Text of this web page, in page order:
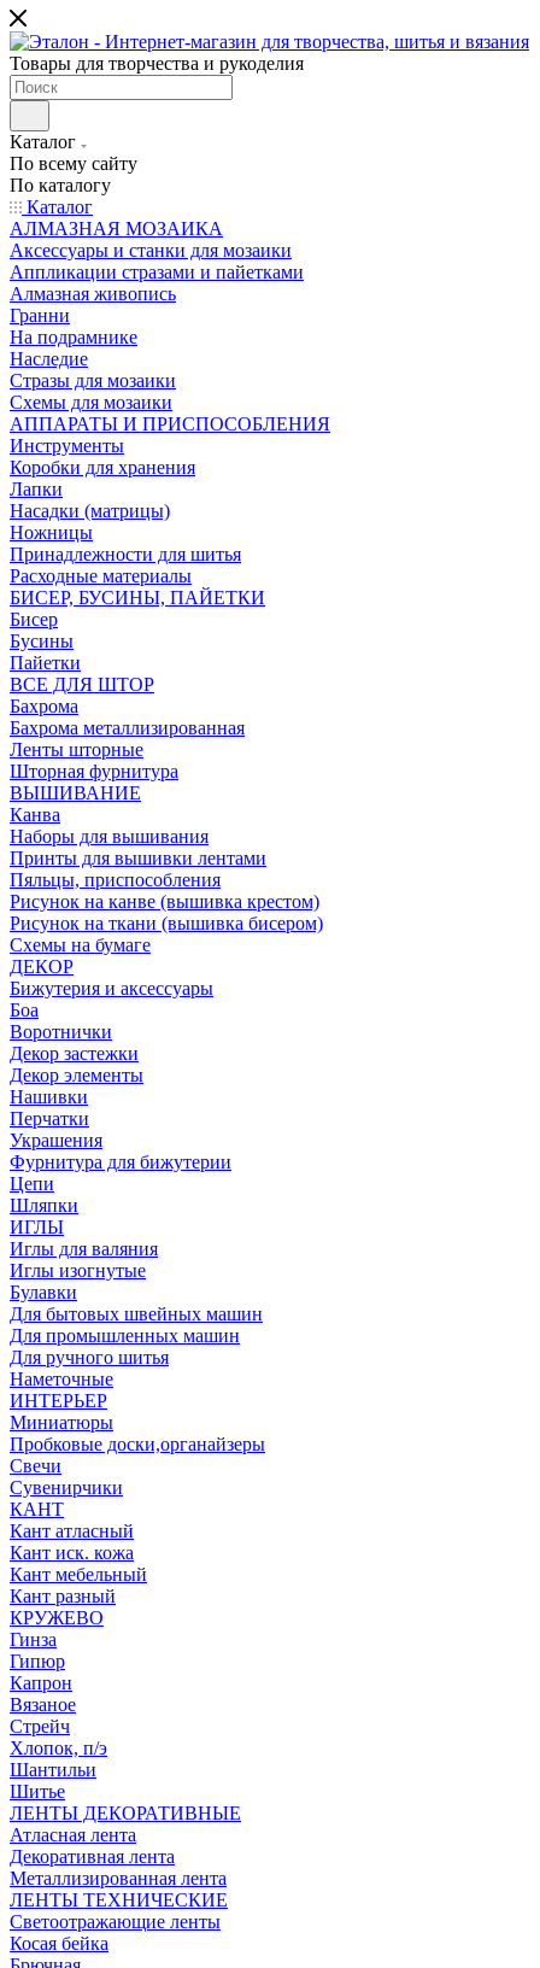
Товары для творчества и рукоделия
Каталог
По всему сайту
По каталогу
Каталог
АЛМАЗНАЯ МОЗАИКА
Аксессуары и станки для мозаики
Аппликации стразами и пайетками
Алмазная живопись
Гранни
На подрамнике
Наследие
Стразы для мозаики
Схемы для мозаики
АППАРАТЫ И ПРИСПОСОБЛЕНИЯ
Инструменты
Коробки для хранения
Лапки
Насадки (матрицы)
Ножницы
Принадлежности для шитья
Расходные материалы
БИСЕР, БУСИНЫ, ПАЙЕТКИ
Бисер
Бусины
Пайетки
ВСЕ ДЛЯ ШТОР
Бахрома
Бахрома металлизированная
Ленты шторные
Шторная фурнитура
ВЫШИВАНИЕ
Канва
Наборы для вышивания
Принты для вышивки лентами
Пяльцы, приспособления
Рисунок на канве (вышивка крестом)
Рисунок на ткани (вышивка бисером)
Схемы на бумаге
ДЕКОР
Бижутерия и аксессуары
Боа
Воротнички
Декор застежки
Декор элементы
Нашивки
Перчатки
Украшения
Фурнитура для бижутерии
Цепи
Шляпки
ИГЛЫ
Иглы для валяния
Иглы изогнутые
Булавки
Для бытовых швейных машин
Для промышленных машин
Для ручного шитья
Наметочные
ИНТЕРЬЕР
Миниатюры
Пробковые доски,органайзеры
Свечи
Сувенирчики
КАНТ
Кант атласный
Кант иск. кожа
Кант мебельный
Кант разный
КРУЖЕВО
Гинза
Гипюр
Капрон
Вязаное
Стрейч
Хлопок, п/э
Шантильи
Шитье
ЛЕНТЫ ДЕКОРАТИВНЫЕ
Атласная лента
Декоративная лента
Металлизированная лента
ЛЕНТЫ ТЕХНИЧЕСКИЕ
Светоотражающие ленты
Косая бейка